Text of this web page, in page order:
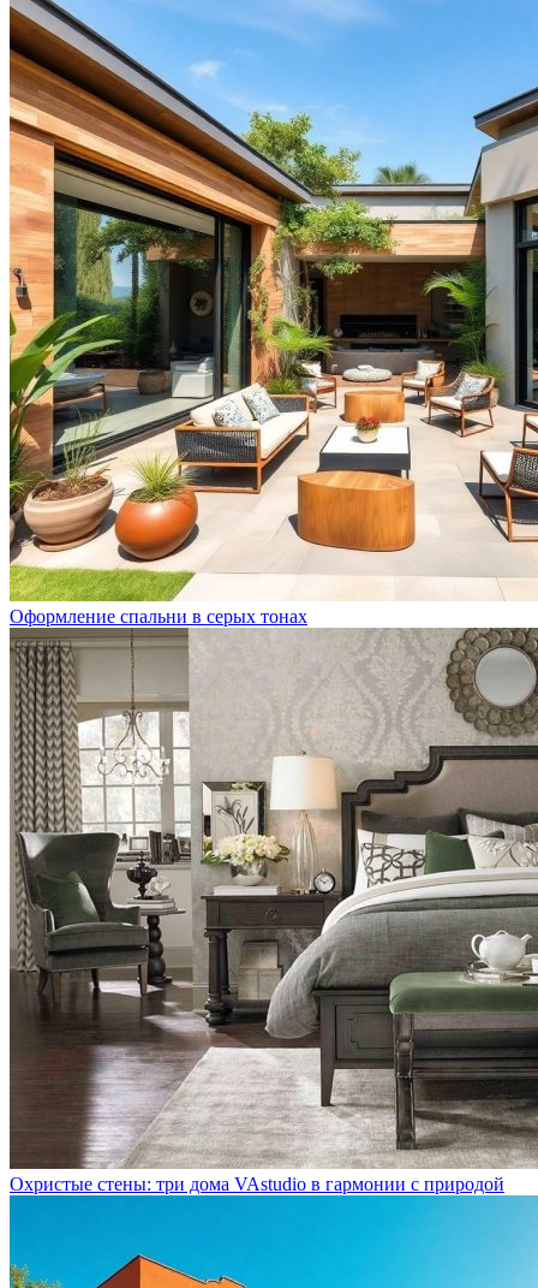
Оформление спальни в серых тонах
Охристые стены: три дома VAstudio в гармонии с природой